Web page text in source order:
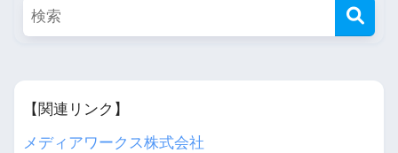
【関連リンク】
メディアワークス株式会社